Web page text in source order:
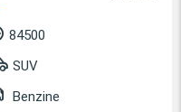
84500
SUV
Benzine